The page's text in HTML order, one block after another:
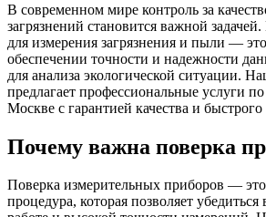
В современном мире контроль за
загрязнений становится важной
для измерения загрязнения и пыли —
обеспечении точности и надежности
для анализа экологической ситуации.
предлагает профессиональные услуги
Москве с гарантией качества и
Почему важна поверка
Поверка измерительных приборов — это
процедура, которая позволяет убедиться